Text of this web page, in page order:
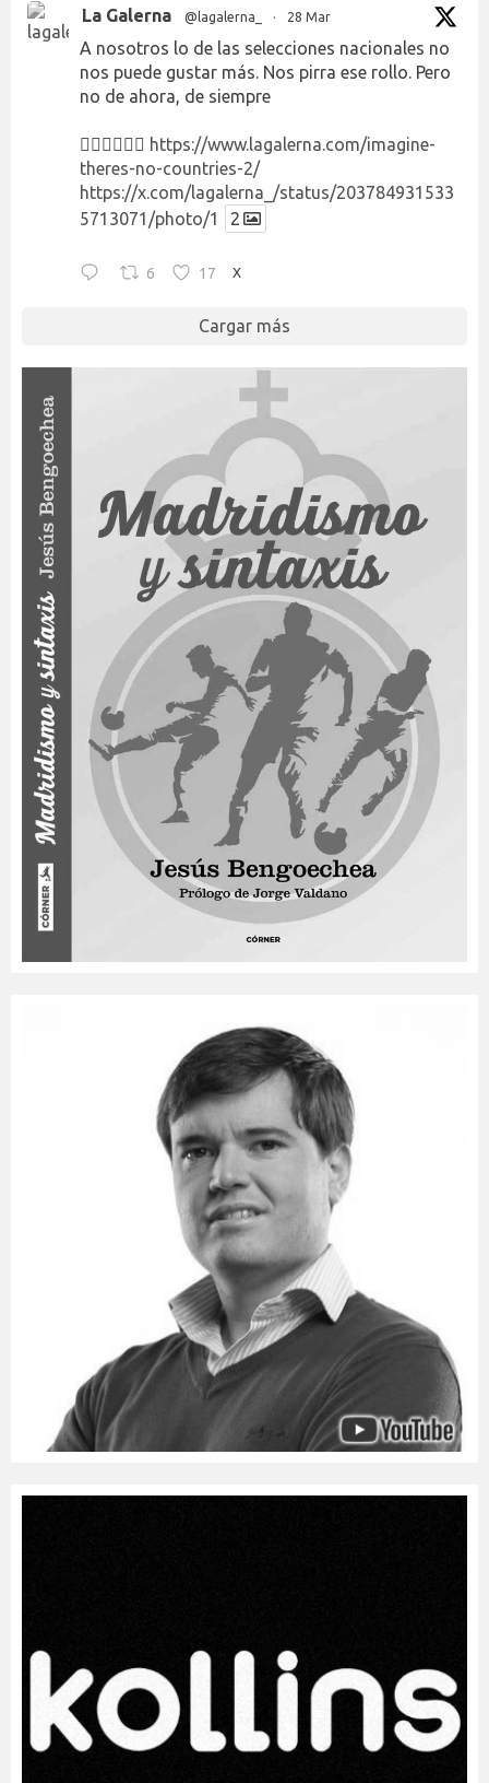
La Galerna @lagalerna_ · 28 Mar
A nosotros lo de las selecciones nacionales no
nos puede gustar más. Nos pirra ese rollo. Pero
no de ahora, de siempre
👉🏻👉🏻👉🏻 https://www.lagalerna.com/imagine-
theres-no-countries-2/
https://x.com/lagalerna_/status/203784931533
5713071/photo/1
2
6 17 X
Cargar más